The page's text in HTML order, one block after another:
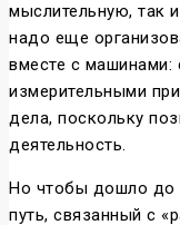
мыслительную, так
надо еще
вместе с машинами:
измерительными
дела, поскольку
деятельность.
Но чтобы дошло до
путь, связанный с